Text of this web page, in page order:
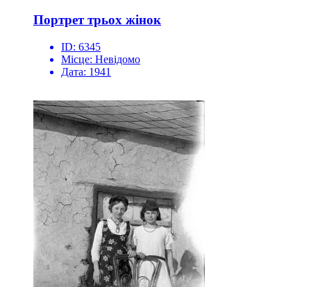
Портрет трьох жінок
ID: 6345
Місце: Невідомо
Дата: 1941